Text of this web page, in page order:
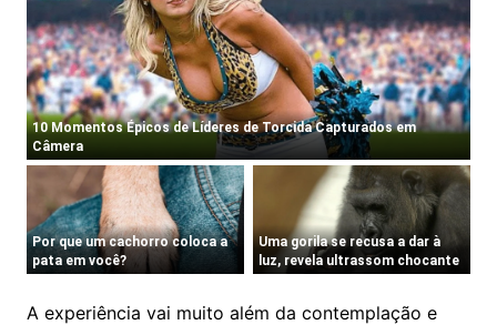
A experiência vai muito além da contemplação e